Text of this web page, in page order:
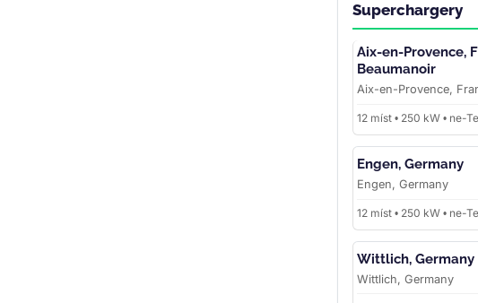
Superchargery
Aix-en-Provence,
Beaumanoir
Aix-en-Provence,
12 míst • 250 kW • ne-
Engen, Germany
Engen, Germany
12 míst • 250 kW • ne-
Wittlich,
Wittlich, Germany